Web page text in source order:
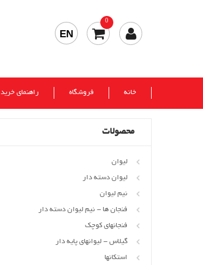
0
EN
خانه فروشگاه راهنمای خرید
محصولات
لیوان
لیوان دسته دار
نیم لیوان
فنجان ها - نیم لیوان دسته دار
فنجانهای کوچک
گیلاس - لیوانهای پایه دار
استکانها